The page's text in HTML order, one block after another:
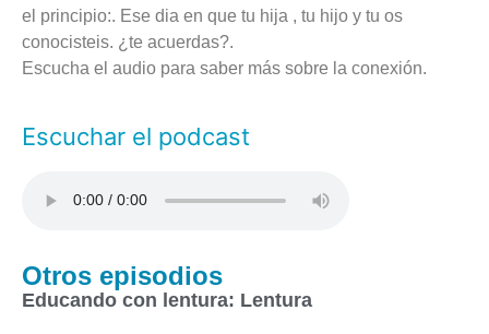
el principio:. Ese dia en que tu hija , tu hijo y tu os
conocisteis. ¿te acuerdas?.
Escucha el audio para saber más sobre la conexión.
Escuchar el podcast
Otros episodios
Educando con lentura: Lentura